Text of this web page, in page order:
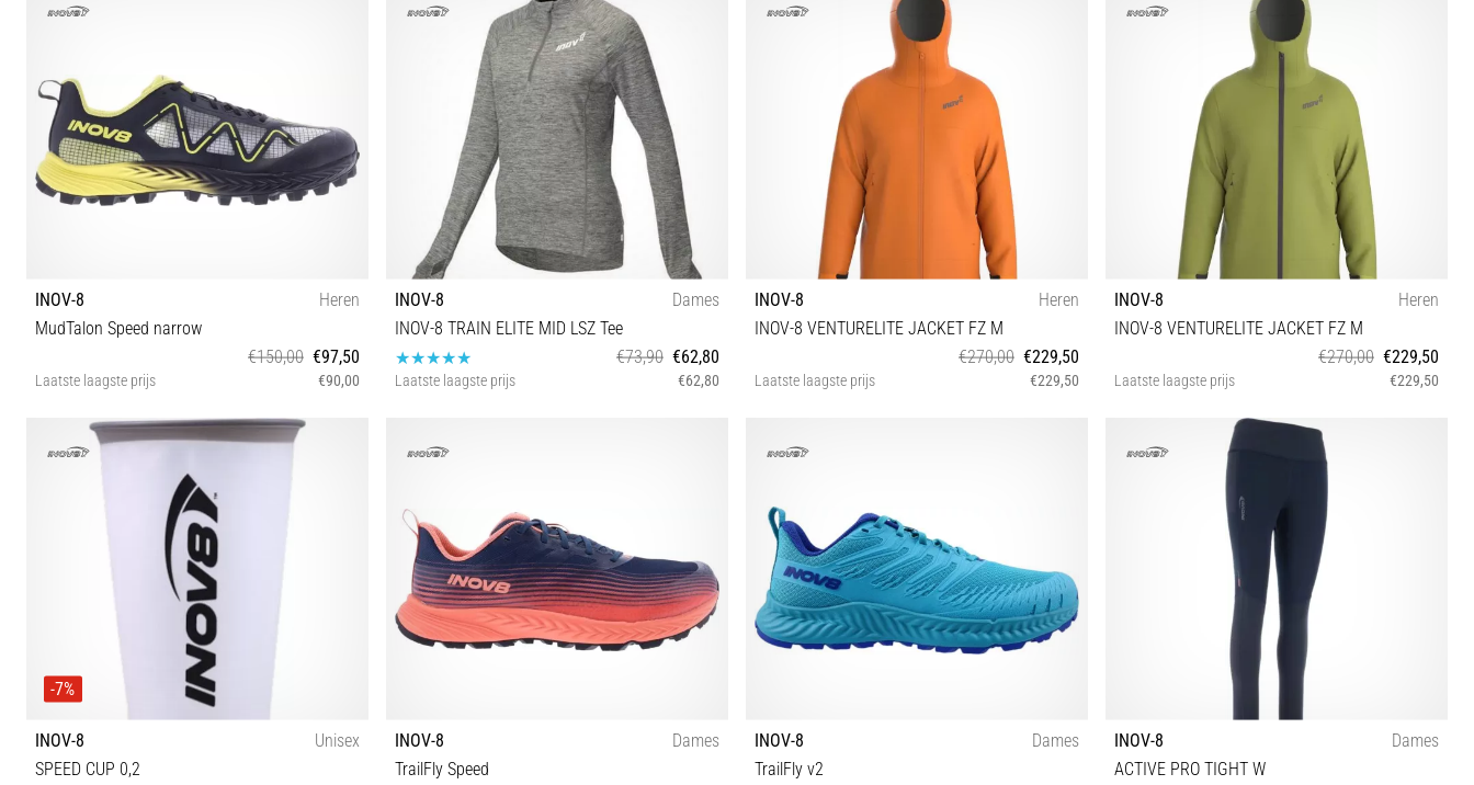
INOV-8
Heren
MudTalon Speed narrow
€150,00 €97,50
Laatste laagste prijs €90,00
46½
INOV-8
Dames
INOV-8 TRAIN ELITE MID LSZ Tee
€73,90 €62,80
Laatste laagste prijs €62,80
INOV-8
Heren
INOV-8 VENTURELITE JACKET FZ M
€270,00 €229,50
Laatste laagste prijs €229,50
INOV-8
Heren
INOV-8 VENTURELITE JACKET FZ M
€270,00 €229,50
Laatste laagste prijs €229,50
-7%
INOV-8
Unisex
SPEED CUP 0,2
INOV-8
Dames
TrailFly Speed
INOV-8
Dames
TrailFly v2
INOV-8
Dames
ACTIVE PRO TIGHT W